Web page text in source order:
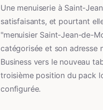
Une menuiserie à Saint-
satisfaisants, et pourtant
"menuisier Saint-Jean-de-
catégorisée et son adresse
Business vers le nouveau
troisième position du pack
configurée.